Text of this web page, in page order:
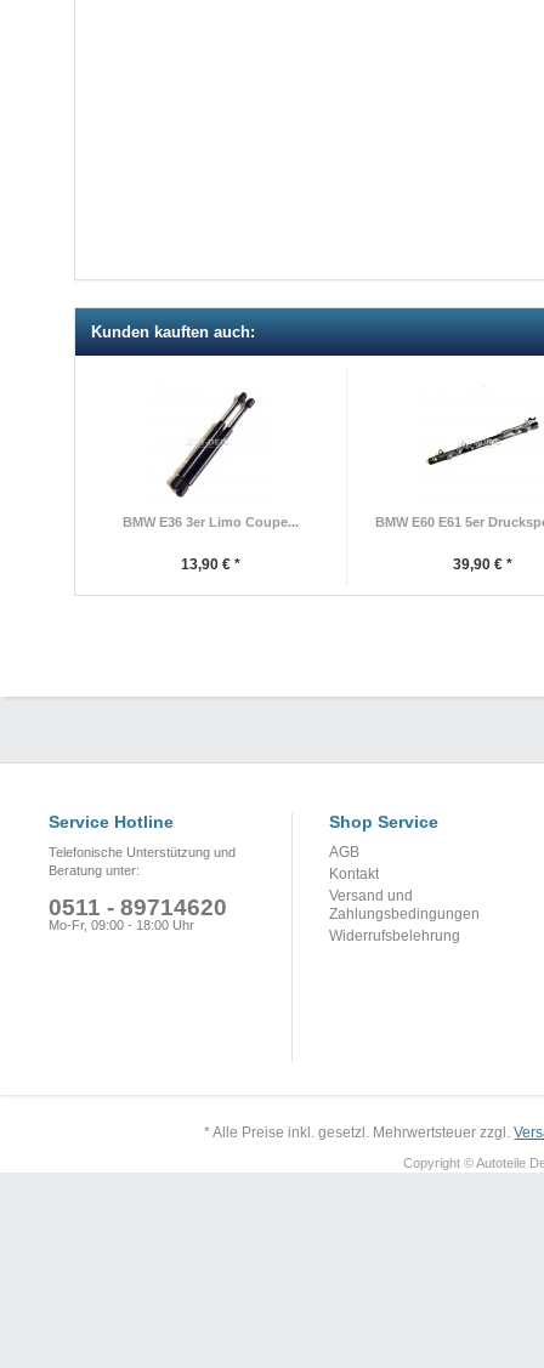
Kunden kauften auch:
BMW E36 3er Limo Coupe...
13,90 € *
BMW E60 E61 5er
39,90 € *
Service Hotline
Telefonische Unterstützung und
Beratung unter:
0511 - 89714620
Mo-Fr, 09:00 - 18:00 Uhr
Shop Service
AGB
Kontakt
Versand und
Zahlungsbedingungen
Widerrufsbelehrung
* Alle Preise inkl. gesetzl. Mehrwertsteuer zzgl.
Copyright © Autoteile